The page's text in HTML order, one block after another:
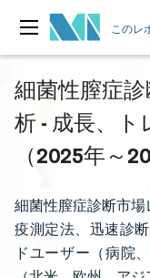
このレ
細菌性膣症
析 - 成長、
（2025年～
細菌性膣症診断市
疫測定法、迅速診
ドユーザー（病院